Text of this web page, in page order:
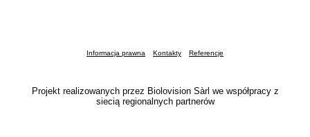
Informacja prawna Kontakty Referencje
Projekt realizowanych przez Biolovision Sàrl we współpracy z
siecią regionalnych partnerów